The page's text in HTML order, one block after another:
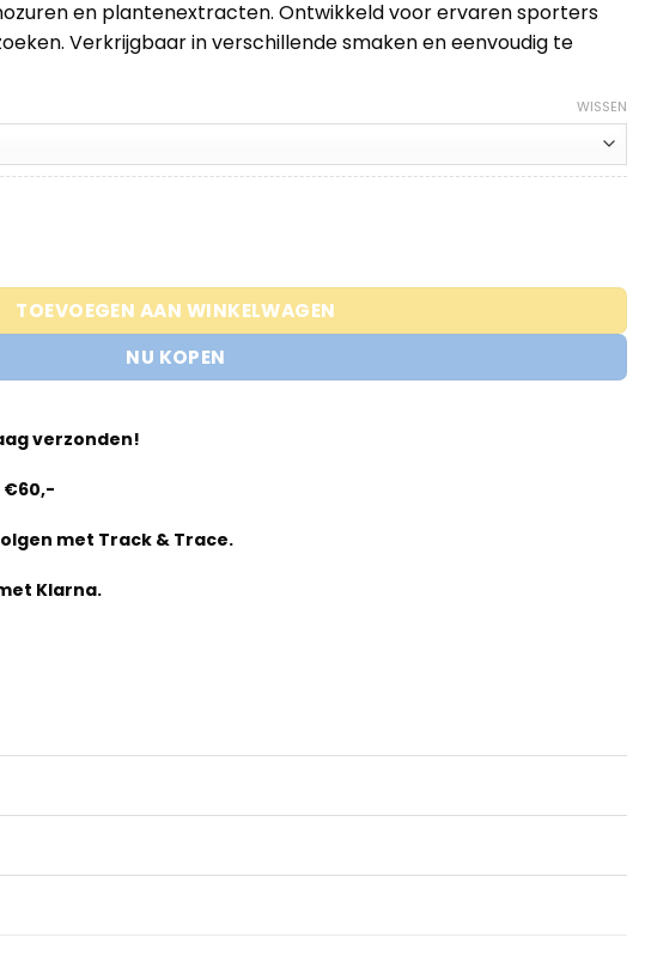
en plantenextracten. Ontwikkeld voor ervaren sporters
Verkrijgbaar in verschillende smaken en eenvoudig te
WISSEN
Burner – EHPlabs aantal
TOEVOEGEN AAN WINKELWAGEN
NU KOPEN
verzonden!
€60,-
met Track & Trace.
Klarna.